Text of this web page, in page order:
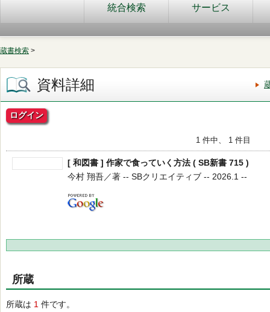
統合検索
サービス
蔵書検索 >
資料詳細
ログイン
1 件中、 1 件目
[ 和図書 ] 作家で食っていく方法 ( SB新書 715 )
今村 翔吾／著 -- SBクリエイティブ -- 2026.1 --
所蔵
所蔵は 1 件です。